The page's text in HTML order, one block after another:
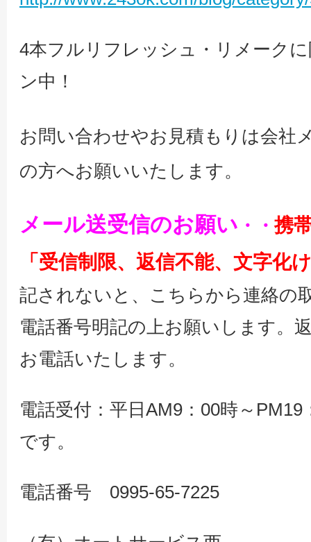
4本フルリフレッシュ・リメーク
ン中！
お問い合わせやお見積もりは会社
の方へお願いいたします。
メール送受信のお願い ・・携
「受信制限、返信不能、文字化
記されないと、こちらから連絡の
電話番号明記の上お願いします。
お電話いたします。
電話受付：平日AM9：00時～
です。
電話番号 0995-65-7225